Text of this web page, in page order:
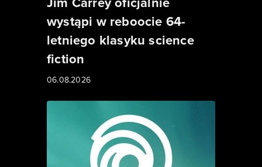
wystąpi w reboocie 64-
letniego klasyku science
fiction
06.08.2026